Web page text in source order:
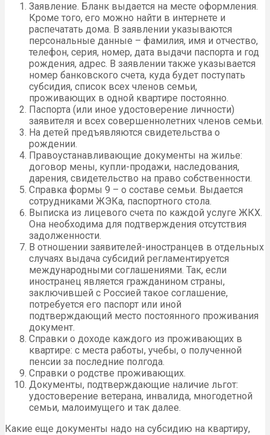
Заявление. Бланк выдается на месте оформления.
Кроме того, его можно найти в интернете и
распечатать дома. В заявлении указываются
персональные данные – фамилия, имя и отчество,
телефон, серия, номер, дата выдачи паспорта и год
рождения, адрес. В заявлении также указывается
номер банковского счета, куда будет поступать
субсидия, список всех членов семьи,
проживающих в одной квартире постоянно.
Паспорта (или иное удостоверение личности)
заявителя и всех совершеннолетних членов семьи.
На детей предъявляются свидетельства о
рождении.
Правоустанавливающие документы на жилье:
договор мены, купли-продажи, наследования,
дарения, свидетельство на право собственности.
Справка формы 9 – о составе семьи. Выдается
сотрудниками ЖЭКа, паспортного стола.
Выписка из лицевого счета по каждой услуге ЖКХ.
Она необходима для подтверждения отсутствия
задолженности.
В отношении заявителей-иностранцев в отдельных
случаях выдача субсидий регламентируется
международными соглашениями. Так, если
иностранец является гражданином страны,
заключившей с Россией такое соглашение,
потребуется его паспорт или иной
подтверждающий место постоянного проживания
документ.
Справки о доходе каждого из проживающих в
квартире: с места работы, учебы, о полученной
пенсии за последние полгода.
Справки о родстве проживающих.
Документы, подтверждающие наличие льгот:
удостоверение ветерана, инвалида, многодетной
семьи, малоимущего и так далее.
Какие еще документы надо на субсидию на квартиру,